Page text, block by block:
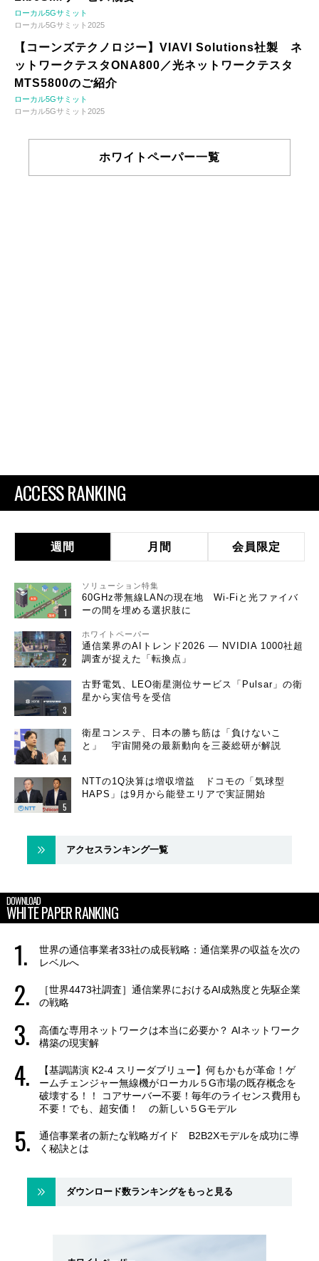
ローカル5Gサミット
ローカル5Gサミット2025
【コーンズテクノロジー】VIAVI Solutions社製 ネ
ットワークテスタONA800／光ネットワークテスタ
MTS5800のご紹介
ローカル5Gサミット
ローカル5Gサミット2025
ホワイトペーパー一覧
ACCESS RANKING
週間 月間 会員限定
ソリューション特集
60GHz帯無線LANの現在地 Wi-Fiと光ファイバ
ーの間を埋める選択肢に
ホワイトペーパー
通信業界のAIトレンド2026 ― NVIDIA 1000社超
調査が捉えた「転換点」
古野電気、LEO衛星測位サービス「Pulsar」の衛
星から実信号を受信
衛星コンステ、日本の勝ち筋は「負けないこ
と」 宇宙開発の最新動向を三菱総研が解説
NTTの1Q決算は増収増益 ドコモの「気球型
HAPS」は9月から能登エリアで実証開始
アクセスランキング一覧
DOWNLOAD
WHITE PAPER RANKING
世界の通信事業者33社の成長戦略：通信業界の収益を次の
レベルへ
［世界4473社調査］通信業界におけるAI成熟度と先駆企業
の戦略
高価な専用ネットワークは本当に必要か？ AIネットワーク
構築の現実解
【基調講演 K2-4 スリーダブリュー】何もかもが革命！ゲ
ームチェンジャー無線機がローカル５G市場の既存概念を
破壊する！！ コアサーバー不要！毎年のライセンス費用も
不要！でも、超安価！ の新しい５Gモデル
通信事業者の新たな戦略ガイド B2B2Xモデルを成功に導
く秘訣とは
ダウンロード数ランキングをもっと見る